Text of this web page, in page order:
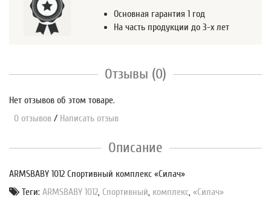
Основная гарантия 1 год
На часть продукции до 3-х лет
Отзывы (0)
Нет отзывов об этом товаре.
0 отзывов / Написать отзыв
Описание
ARMSBABY 1012 Спортивный комплекс «Силач»
Теги: ARMSBABY 1012, Спортивный, комплекс, «Силач»